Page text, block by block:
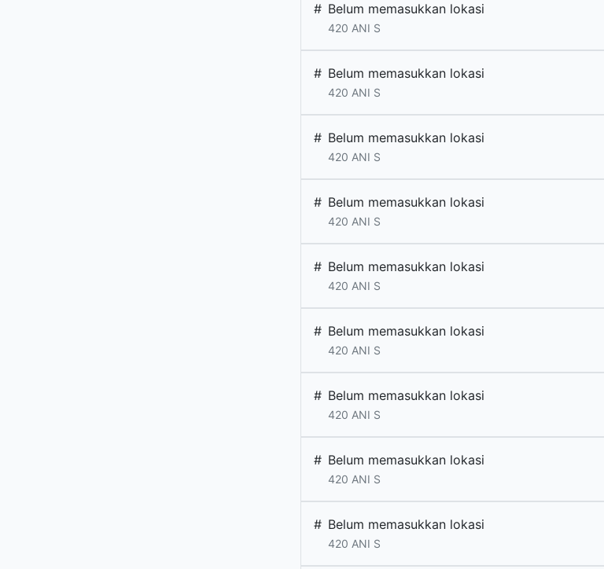
# Belum memasukkan lokasi
420 ANI S
# Belum memasukkan lokasi
420 ANI S
# Belum memasukkan lokasi
420 ANI S
# Belum memasukkan lokasi
420 ANI S
# Belum memasukkan lokasi
420 ANI S
# Belum memasukkan lokasi
420 ANI S
# Belum memasukkan lokasi
420 ANI S
# Belum memasukkan lokasi
420 ANI S
# Belum memasukkan lokasi
420 ANI S